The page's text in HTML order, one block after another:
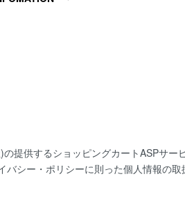
の提供するショッピングカートASPサー
バシー・ポリシーに則った個人情報の取